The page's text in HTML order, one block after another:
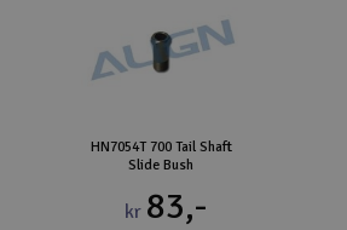
HN7054T 700 Tail Shaft
Slide Bush
kr 83,-